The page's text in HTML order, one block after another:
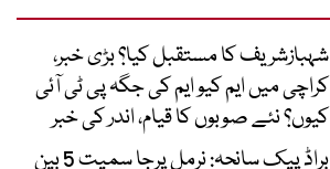
شہبازشریف کا مستقبل کیا؟ بڑی خبر،
کراچی میں ایم کیو ایم کی جگہ پی ٹی آئی
کیوں؟ نئے صوبوں کا قیام، اندر کی خبر
براڈ پیک سانحہ: نرمل پرجا سمیت 5 بین